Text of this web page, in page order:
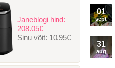
Janeblogi hind:
208.05€
Sinu võit: 10.95€
01
sept
31
aug